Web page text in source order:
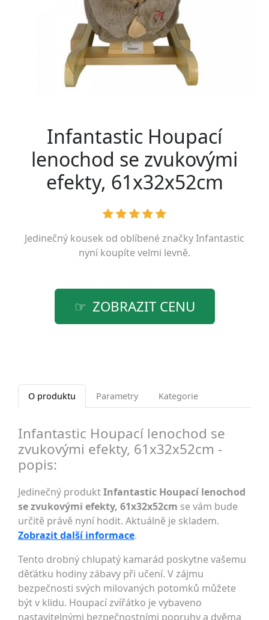
Infantastic Houpací
lenochod se zvukovými
efekty, 61x32x52cm
Jedinečný kousek od oblíbené značkyInfantastic
nyní koupíte velmi levně.
ZOBRAZIT CENU
O produktu Parametry Kategorie
Infantastic Houpací lenochod se
zvukovými efekty, 61x32x52cm -
popis:
Jedinečný produktInfantastic Houpací lenochod
se zvukovými efekty, 61x32x52cm se vám bude
určitě právě nyní hodit. Aktuálně je skladem.
Zobrazit další informace.
Tento drobný chlupatý kamarád poskytne vašemu
děťátku hodiny zábavy při učení. V zájmu
bezpečnosti svých milovaných potomků můžete
být v klidu. Houpací zvířátko je vybaveno
nastavitelnými bezpečnostními popruhy a dvěma